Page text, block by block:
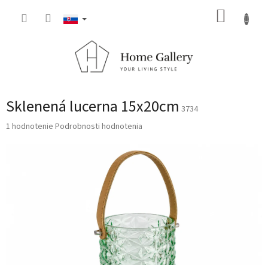
Sklenená lucerna 15x20cm 3734
Priemerné
1 hodnotenie Podrobnosti hodnotenia